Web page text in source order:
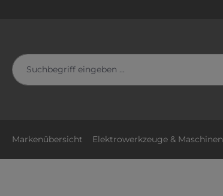
Markenübersicht Elektrowerkzeuge & Maschinen